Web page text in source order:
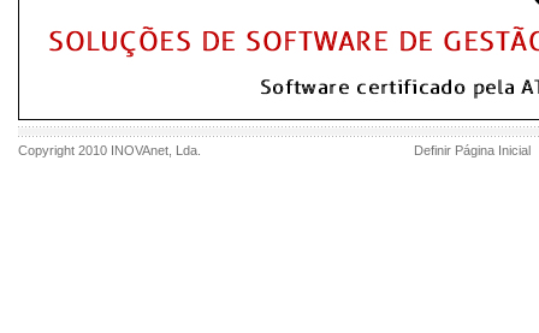
Copyright 2010 INOVAnet , Lda. Definir Página Inicial